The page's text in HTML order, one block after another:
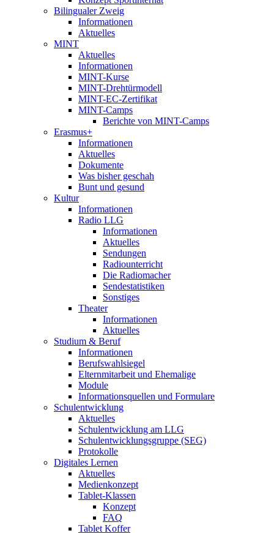
Bilingualer Zweig
Informationen
Aktuelles
MINT
Aktuelles
Informationen
MINT-Kurse
MINT-Drehtürmodell
MINT-EC-Zertifikat
MINT-Camps
Berichte von MINT-Camps
Erasmus+
Informationen
Aktuelles
Dokumente
Was bisher geschah
Bunt und gesund
Kultur
Informationen
Radio LLG
Informationen
Aktuelles
Sendungen
Radiounterricht
Die Radiomacher
Sendestatistiken
Sonstiges
Theater
Informationen
Aktuelles
Studium & Beruf
Informationen
Berufswahlsiegel
Elternmitarbeit und Ehemalige
Module
Informationsquellen und Formulare
Schulentwicklung
Aktuelles
Schulentwicklung am LLG
Schulentwicklungsgruppe (SEG)
Protokolle
Digitales Lernen
Aktuelles
Medienkonzept
Tablet-Klassen
Konzept
FAQ
Tablet Koffer